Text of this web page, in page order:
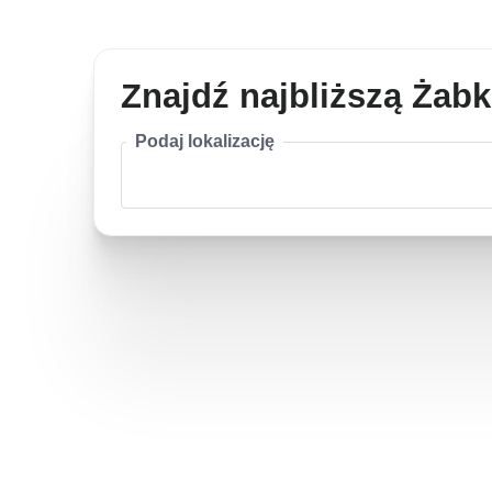
Znajdź najbliższą
Podaj lokalizację